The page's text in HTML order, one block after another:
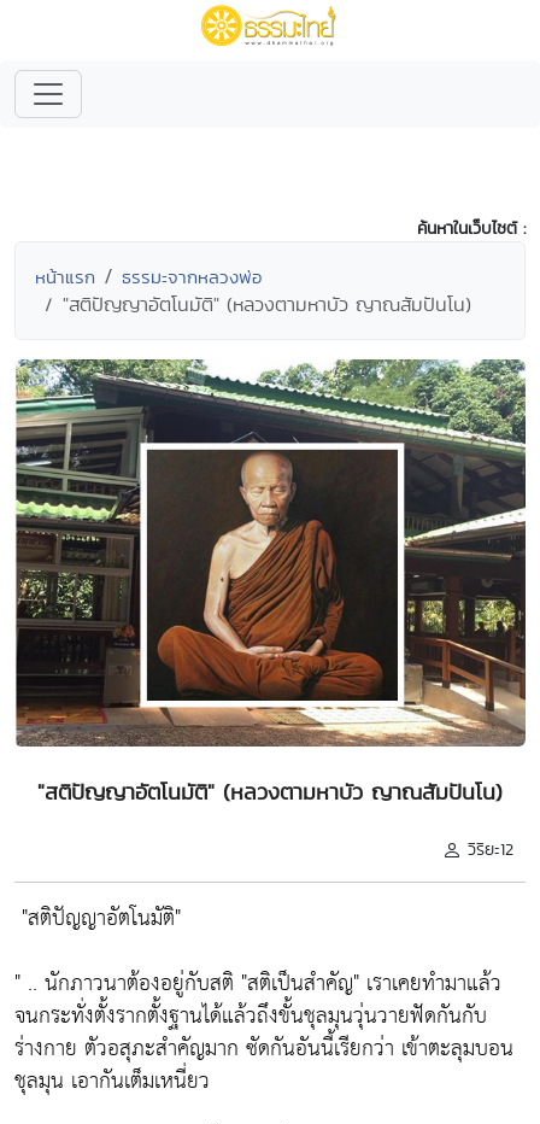
ค้นหาในเว็บไซต์ :
หน้าแรก ธรรมะจากหลวงพ่อ
"สติปัญญาอัตโนมัติ" (หลวงตามหาบัว ญาณสัมปันโน)
"สติปัญญาอัตโนมัติ" (หลวงตามหาบัว ญาณสัมปันโน)
วิริยะ12
"สติปัญญาอัตโนมัติ"
" .. นักภาวนาต้องอยู่กับสติ "สติเป็นสำคัญ" เราเคยทำมาแล้ว
จนกระทั่งตั้งรากตั้งฐานได้แล้วถึงขั้นชุลมุนวุ่นวายฟัดกันกับ
ร่างกาย ตัวอสุภะสำคัญมาก ซัดกันอันนี้เรียกว่า เข้าตะลุมบอน
ชุลมุน เอากันเต็มเหนี่ยว